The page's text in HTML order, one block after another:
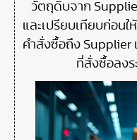
วัตถุดิบจาก
และเปรียบเทียบก่อนใ
คำสั่งซื้อถึง
ที่สั่งซื้อลงร